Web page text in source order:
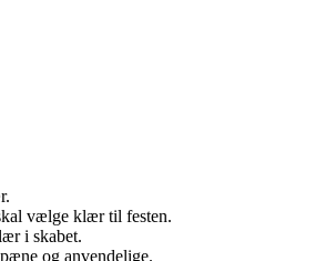
vælge klær til festen.
i skabet.
og anvendelige.